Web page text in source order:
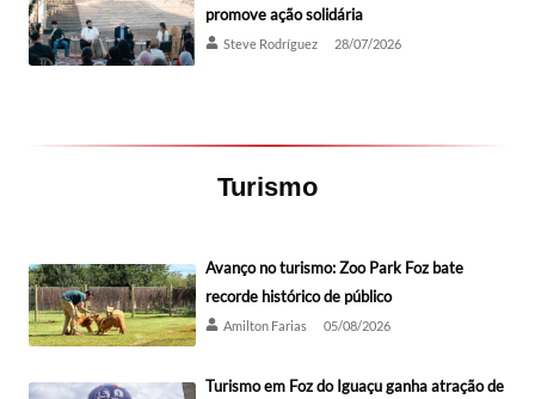
promove ação solidária
Steve Rodríguez 28/07/2026
Turismo
Avanço no turismo: Zoo Park Foz bate
recorde histórico de público
Amilton Farias 05/08/2026
Turismo em Foz do Iguaçu ganha atração de